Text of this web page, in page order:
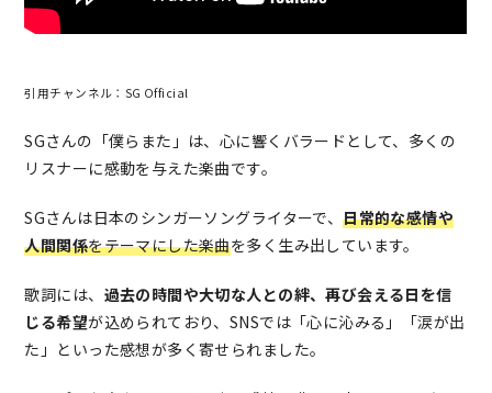
引用チャンネル：SG Official
SGさんの「僕らまた」は、心に響くバラードとして、多くの
リスナーに感動を与えた楽曲です。
SGさんは日本のシンガーソングライターで、日常的な感情や
人間関係をテーマにした楽曲を多く生み出しています。
歌詞には、 過去の時間や大切な人との絆、再び会える日を信
じる希望が込められており、SNSでは「心に沁みる」「涙が出
た」といった感想が多く寄せられました。